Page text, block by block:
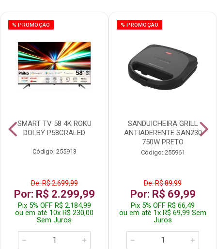
% PROMOÇÃO
SMART TV 58 4K ROKU
DOLBY P58CRALED
Código: 255913
De: R$ 2.699,99
Por: R$ 2.299,99
Pix 5% OFF R$ 2.184,99
ou em até 10x R$ 230,00
Sem Juros
% PROMOÇÃO
SANDUICHEIRA GRILL
ANTIADERENTE SAN230
750W PRETO
Código: 255961
De: R$ 89,99
Por: R$ 69,99
Pix 5% OFF R$ 66,49
ou em até 1x R$ 69,99 Sem
Juros